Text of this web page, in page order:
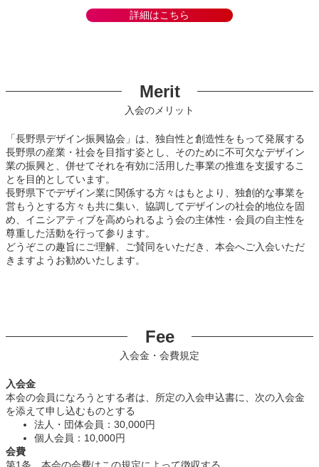
詳細はこちら
Merit
入会のメリット
「長野県デザイン振興協会」は、独自性と創造性をもって発展する
長野県の産業・社会を目指す姿とし、そのために不可欠なデザイン
業の振興と、併せてそれを有効に活用した事業の推進を支援するこ
とを目的としています。
長野県下でデザイン業に関係する方々はもとより、独創的な事業を
営もうとする方々も共に集い、協調してデザインの社会的地位を固
め、イニシアティブを高められるよう会の主体性・会員の自主性を
尊重した活動を行って参ります。
どうぞこの趣旨にご理解、ご賛同をいただき、本会へご入会いただ
きますようお勧めいたします。
Fee
入会金・会費規定
入会金
本会の会員になろうとする者は、所定の入会申込書に、次の入会金
を添えて申し込むものとする
法人・団体会員：30,000円
個人会員：10,000円
会費